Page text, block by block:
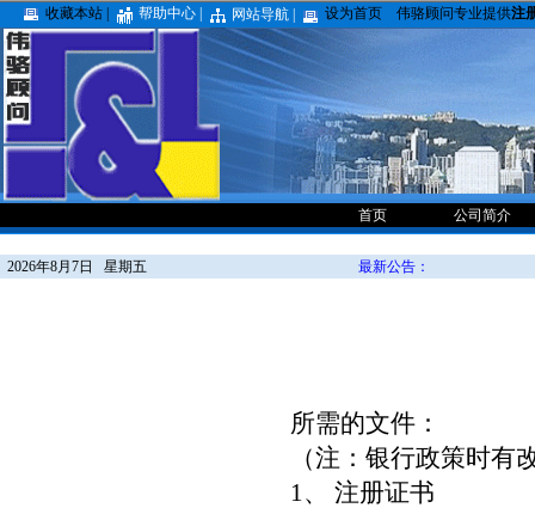
收藏本站 | 帮助中心 | 网站导航 | 设为首页 伟骆顾问专业提供注
首页 公司简介
2026年8月7日 星期五 最新公告：
所需的文件：
（注：银行政策时有
1、 注册证书